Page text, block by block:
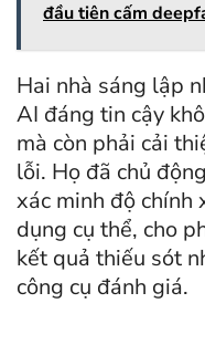
đầu tiên cấm
Hai nhà sáng lập
AI đáng tin cậy
mà còn phải cải
lỗi. Họ đã chủ
xác minh độ chính
dụng cụ thể, cho
kết quả thiếu sót
công cụ đánh giá.